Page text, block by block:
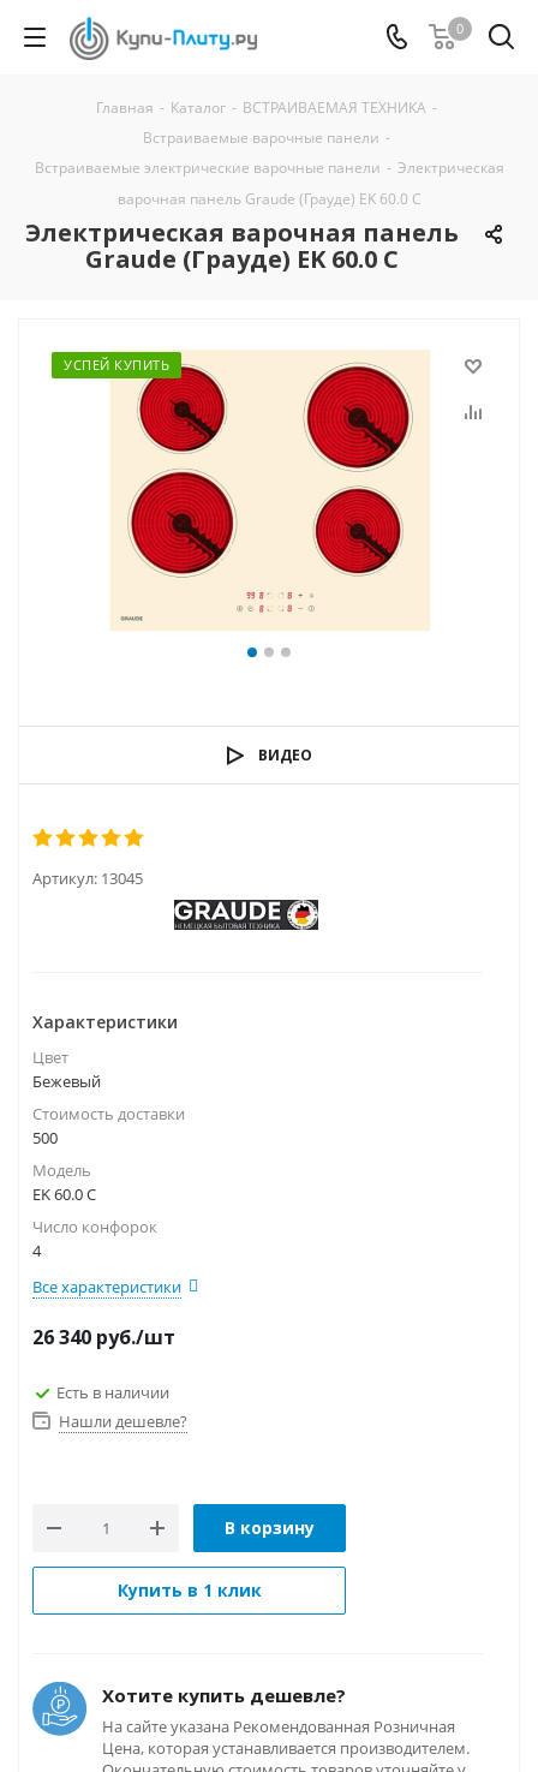
0
Главная - Каталог - ВСТРАИВАЕМАЯ ТЕХНИКА -
Встраиваемые варочные панели -
Встраиваемые электрические варочные панели - Электрическая
варочная панель Graude (Грауде) EK 60.0 C
Электрическая варочная панель
Graude (Грауде) EK 60.0 C
УСПЕЙ КУПИТЬ
ВИДЕО
Артикул: 13045
Характеристики
Цвет
Бежевый
Стоимость доставки
500
Модель
EK 60.0 C
Число конфорок
4
Все характеристики
26 340 руб./шт
Есть в наличии
Нашли дешевле?
В корзину
Купить в 1 клик
Хотите купить дешевле?
На сайте указана Рекомендованная Розничная
Цена, которая устанавливается производителем.